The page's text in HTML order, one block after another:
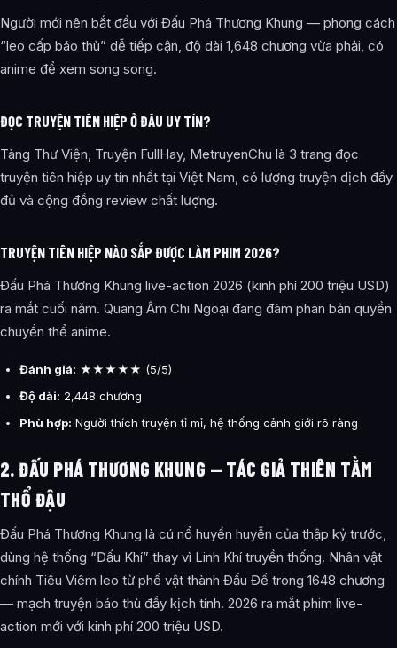
Người mới nên bắt đầu với Đấu Phá Thương Khung — phong cách
“leo cấp báo thù” dễ tiếp cận, độ dài 1,648 chương vừa phải, có
anime để xem song song.
ĐỌC TRUYỆN TIÊN HIỆP Ở ĐÂU UY TÍN?
Tàng Thư Viện, Truyện FullHay, MetruyenChu là 3 trang đọc
truyện tiên hiệp uy tín nhất tại Việt Nam, có lượng truyện dịch đầy
đủ và cộng đồng review chất lượng.
TRUYỆN TIÊN HIỆP NÀO SẮP ĐƯỢC LÀM PHIM 2026?
Đấu Phá Thương Khung live-action 2026 (kinh phí 200 triệu USD)
ra mắt cuối năm. Quang Âm Chi Ngoại đang đàm phán bản quyền
chuyển thể anime.
Đánh giá: ★★★★★ (5/5)
Độ dài: 2,448 chương
Phù hợp: Người thích truyện tỉ mỉ, hệ thống cảnh giới rõ ràng
2. ĐẤU PHÁ THƯƠNG KHUNG — TÁC GIẢ THIÊN TẰM
THỔ ĐẬU
Đấu Phá Thương Khung là cú nổ huyền huyễn của thập kỷ trước,
dùng hệ thống “Đấu Khí” thay vì Linh Khí truyền thống. Nhân vật
chính Tiêu Viêm leo từ phế vật thành Đấu Đế trong 1648 chương
— mạch truyện báo thù đầy kịch tính. 2026 ra mắt phim live-
action mới với kinh phí 200 triệu USD.